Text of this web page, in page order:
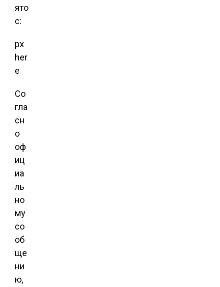
ято
с:
px
her
e
Со
гла
сн
о
оф
иц
иа
ль
но
му
со
об
ще
ни
ю,